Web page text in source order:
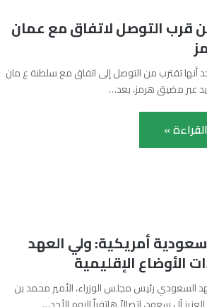
قرب التوصل لاتفاق مع عمان
أنها تقترب من التوصل إلى اتفاق مع سلطنة ع مان
عبر مضيق هرمز، بعد…
»
أمريكية: ولي العهد
الأوضاع الإقليمية
السعودي رئيس مجلس الوزراء، الأمير محمد بن